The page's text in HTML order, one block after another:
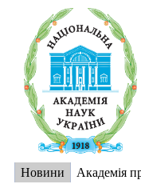
Новини Академія